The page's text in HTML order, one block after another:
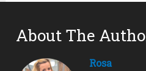
About The
Rosa